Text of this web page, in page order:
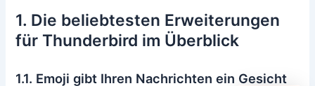
1. Die beliebtesten Erweiterungen
für Thunderbird im Überblick
1.1. Emoji gibt Ihren Nachrichten ein Gesicht